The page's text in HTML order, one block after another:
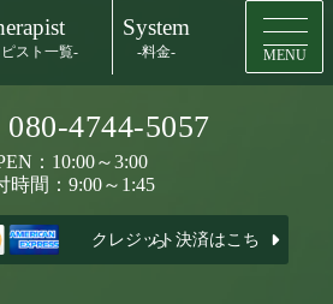
スト一覧-
System
-料金- MENU
4744-5057
：10:00～3:00
時間：9:00～1:45
クレジット決済はこちら